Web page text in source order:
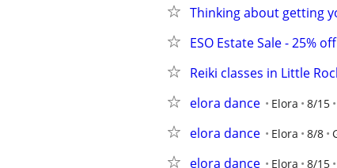
Thinking about getting
ESO Estate Sale - 25%
Reiki classes in Little
elora dance Elora 8/15
elora dance Elora 8/8
elora dance Elora 8/15